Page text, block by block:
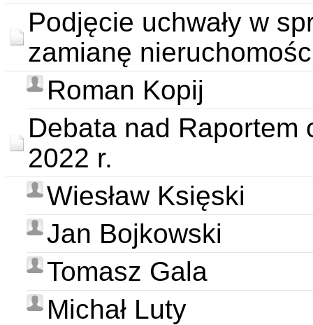
Podjęcie uchwały w
zamianę
Roman Kopij
Debata nad Raportem
2022 r.
Wiesław Księski
Jan Bojkowski
Tomasz Gala
Michał Luty